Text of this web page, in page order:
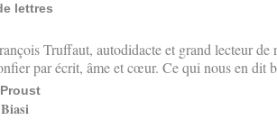
lettres
Truffaut, autodidacte et grand lecteur
par écrit, âme et cœur. Ce qui nous en dit